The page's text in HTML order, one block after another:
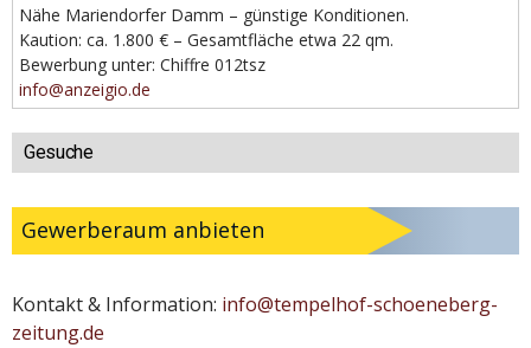
Nähe Mariendorfer Damm – günstige Konditionen.
Kaution: ca. 1.800 € – Gesamtfläche etwa 22 qm.
Bewerbung unter: Chiffre 012tsz
info@anzeigio.de
Gesuche
Gewerberaum anbieten
Kontakt & Information: info@tempelhof-schoeneberg-
zeitung.de